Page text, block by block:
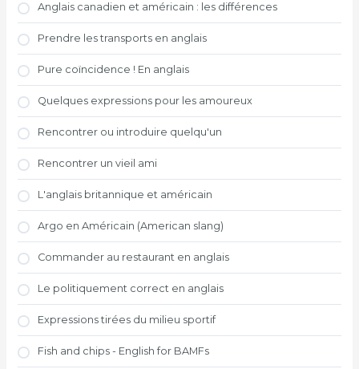
Anglais canadien et américain : les différences
Prendre les transports en anglais
Pure coïncidence ! En anglais
Quelques expressions pour les amoureux
Rencontrer ou introduire quelqu'un
Rencontrer un vieil ami
L'anglais britannique et américain
Argo en Américain (American slang)
Commander au restaurant en anglais
Le politiquement correct en anglais
Expressions tirées du milieu sportif
Fish and chips - English for BAMFs